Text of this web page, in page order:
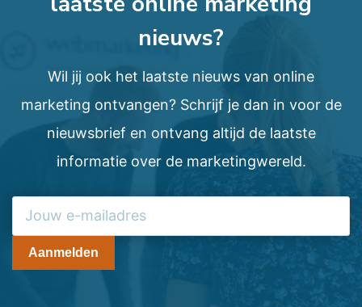
nieuws?
Wil jij ook het laatste nieuws van online
marketing ontvangen? Schrijf je dan in voor de
nieuwsbrief en ontvang altijd de laatste
informatie over de marketingwereld.
Aanmelden